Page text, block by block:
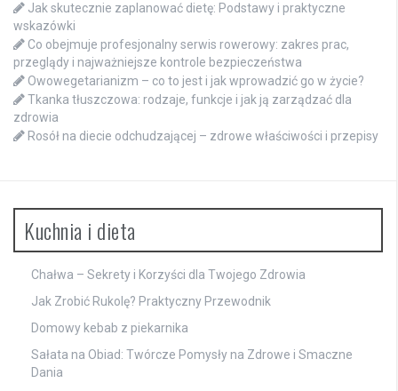
Jak skutecznie zaplanować dietę: Podstawy i praktyczne
wskazówki
Co obejmuje profesjonalny serwis rowerowy: zakres prac,
przeglądy i najważniejsze kontrole bezpieczeństwa
Owowegetarianizm – co to jest i jak wprowadzić go w życie?
Tkanka tłuszczowa: rodzaje, funkcje i jak ją zarządzać dla
zdrowia
Rosół na diecie odchudzającej – zdrowe właściwości i przepisy
Kuchnia i dieta
Chałwa – Sekrety i Korzyści dla Twojego Zdrowia
Jak Zrobić Rukolę? Praktyczny Przewodnik
Domowy kebab z piekarnika
Sałata na Obiad: Twórcze Pomysły na Zdrowe i Smaczne
Dania